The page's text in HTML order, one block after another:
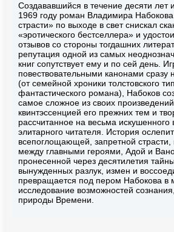
Создававшийся в течение десяти
1969 году роман Владимира
страсти» по выходе в свет снискал
«эротического бестселлера» и
отзывов со стороны тогдашних
репутация одной из самых
книг сопутствует ему и по сей день.
повествовательными канонами сразу
(от семейной хроники толстовского
фантастического романа), Набоков
самое сложное из своих
квинтэссенцией его прежних тем и
рассчитанное на весьма искушенного
элитарного читателя. История
всепоглощающей, запретной
между главными героями, Адой и
пронесенной через десятилетия
вынужденных разлук, измен и
превращается под пером Набокова в
исследование возможностей
природы Времени.